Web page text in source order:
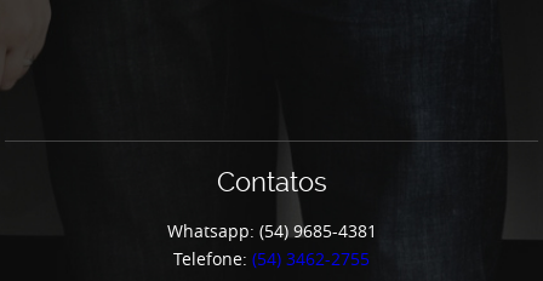
Contatos
Whatsapp: (54) 9685-4381
Telefone: (54) 3462-2755